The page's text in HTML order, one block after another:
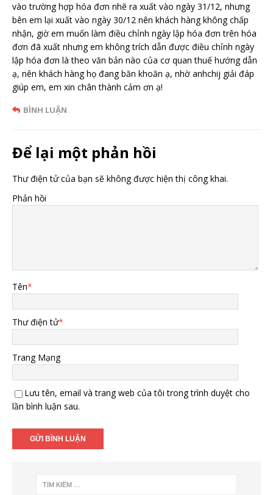
vào trường hợp hóa đơn nhẽ ra xuất vào ngày 31/12, nhưng
bên em lại xuất vào ngày 30/12 nên khách hàng không chấp
nhận, giờ em muốn làm điều chỉnh ngày lập hóa đơn trên hóa
đơn đã xuất nhưng em không trích dẫn được điều chỉnh ngày
lập hóa đơn là theo văn bản nào của cơ quan thuế hướng dẫn
ạ, nên khách hàng họ đang băn khoăn ạ, nhờ anhchij giải đáp
giúp em, em xin chân thành cảm ơn ạ!
BÌNH LUẬN
Để lại một phản hồi
Thư điện tử của bạn sẽ không được hiện thị công khai.
Phản hồi
Tên*
Thư điện tử*
Trang Mạng
Lưu tên, email và trang web của tôi trong trình duyệt cho
lần bình luận sau.